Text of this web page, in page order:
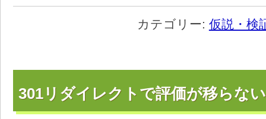
カテゴリー: 仮説・検
301リダイレクトで評価が移らな